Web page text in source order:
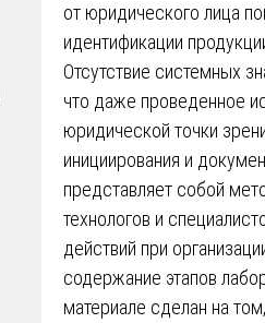
от юридического лица
идентификации
Отсутствие системных
что даже проведенное
юридической точки
инициирования и
представляет собой
технологов и
действий при
содержание этапов
материале сделан на